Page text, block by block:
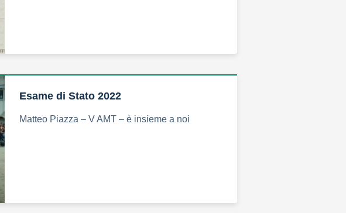
Esame di Stato 2022
Matteo Piazza – V AMT – è insieme a noi